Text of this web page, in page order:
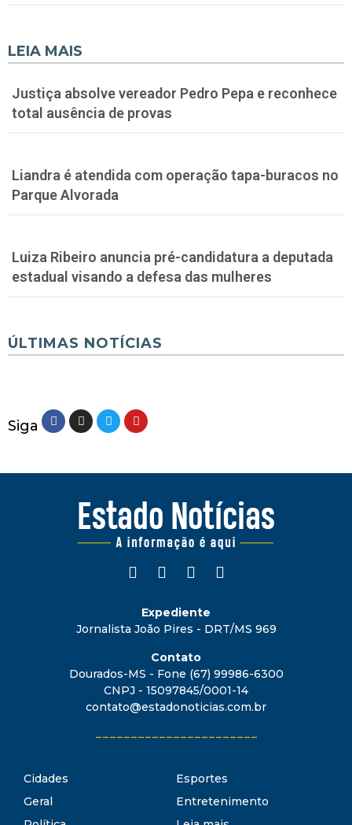
LEIA MAIS
Justiça absolve vereador Pedro Pepa e reconhece
total ausência de provas
Liandra é atendida com operação tapa-buracos no
Parque Alvorada
Luiza Ribeiro anuncia pré-candidatura a deputada
estadual visando a defesa das mulheres
ÚLTIMAS NOTÍCIAS
Siga
Expediente
Jornalista João Pires - DRT/MS 969
Contato
Dourados-MS - Fone (67) 99986-6300
CNPJ - 15097845/0001-14
contato@estadonoticias.com.br
Cidades
Geral
Esportes
Entretenimento